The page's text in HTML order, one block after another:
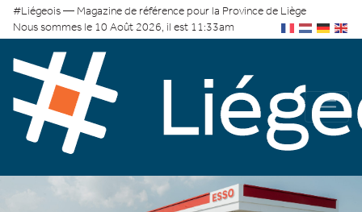
#Liégeois — Magazine de référence pour la Province de Liège
Nous sommes le 10 Août 2026, il est 11:33am